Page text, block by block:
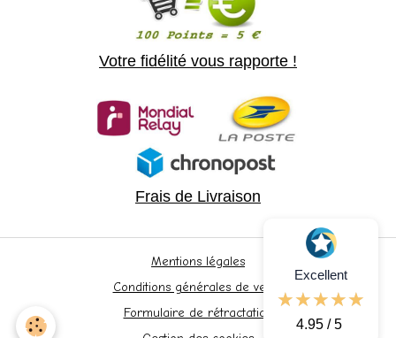
Votre fidélité vous rapporte !
Frais de Livraison
Mentions légales
Conditions générales de vente
Formulaire de rétractation
Excellent
4.95 / 5